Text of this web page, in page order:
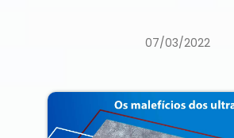
07/03/2022